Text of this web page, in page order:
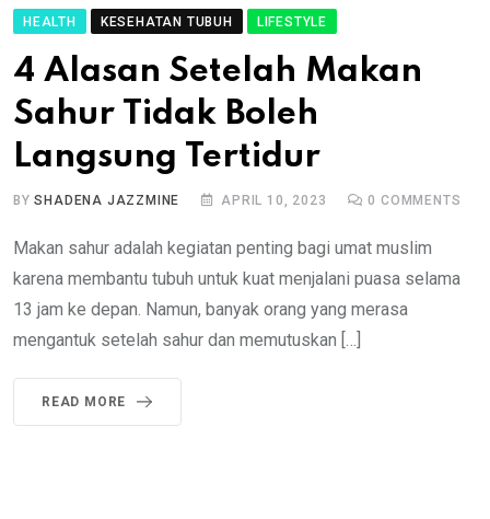
HEALTH KESEHATAN TUBUH LIFESTYLE
4 Alasan Setelah Makan
Sahur Tidak Boleh
Langsung Tertidur
BYSHADENA JAZZMINE APRIL 10, 2023 0 COMMENTS
Makan sahur adalah kegiatan penting bagi umat muslim
karena membantu tubuh untuk kuat menjalani puasa selama
13 jam ke depan. Namun, banyak orang yang merasa
mengantuk setelah sahur dan memutuskan […]
READ MORE